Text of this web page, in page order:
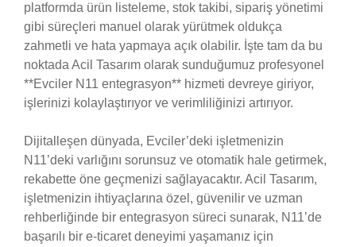
platformda ürün listeleme, stok takibi, sipariş yönetimi
gibi süreçleri manuel olarak yürütmek oldukça
zahmetli ve hata yapmaya açık olabilir. İşte tam da bu
noktada Acil Tasarım olarak sunduğumuz profesyonel
**Evciler N11 entegrasyon** hizmeti devreye giriyor,
işlerinizi kolaylaştırıyor ve verimliliğinizi artırıyor.
Dijitalleşen dünyada, Evciler’deki işletmenizin
N11’deki varlığını sorunsuz ve otomatik hale getirmek,
rekabette öne geçmenizi sağlayacaktır. Acil Tasarım,
işletmenizin ihtiyaçlarına özel, güvenilir ve uzman
rehberliğinde bir entegrasyon süreci sunarak, N11’de
başarılı bir e-ticaret deneyimi yaşamanız için